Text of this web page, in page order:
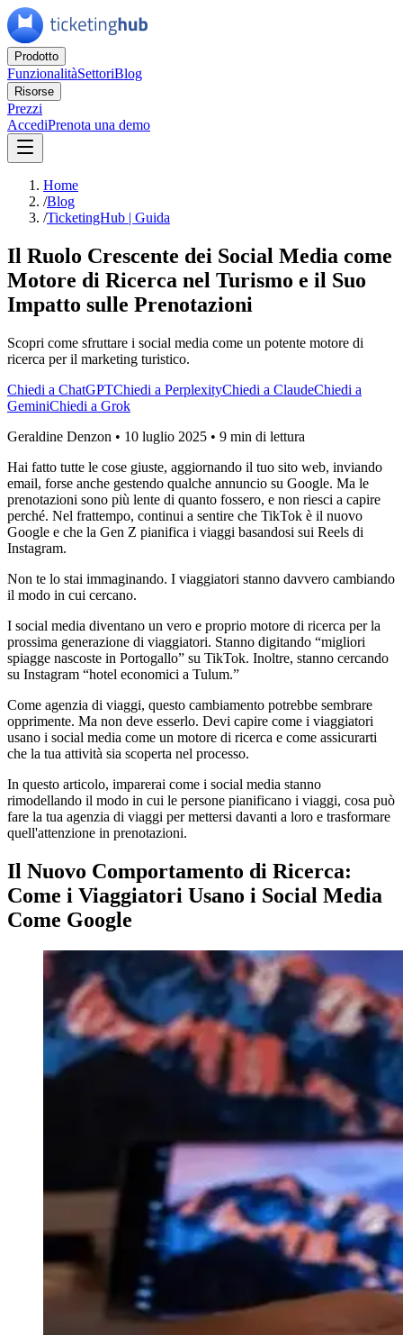
Prodotto
FunzionalitàSettoriBlog
Risorse
Prezzi
AccediPrenota una demo
Home
/Blog
/TicketingHub | Guida
Il Ruolo Crescente dei Social Media come
Motore di Ricerca nel Turismo e il Suo
Impatto sulle Prenotazioni
Scopri come sfruttare i social media come un potente motore di
ricerca per il marketing turistico.
Chiedi a ChatGPTChiedi a PerplexityChiedi a ClaudeChiedi a
GeminiChiedi a Grok
Geraldine Denzon • 10 luglio 2025 • 9 min di lettura
Hai fatto tutte le cose giuste, aggiornando il tuo sito web, inviando
email, forse anche gestendo qualche annuncio su Google. Ma le
prenotazioni sono più lente di quanto fossero, e non riesci a capire
perché. Nel frattempo, continui a sentire che TikTok è il nuovo
Google e che la Gen Z pianifica i viaggi basandosi sui Reels di
Instagram.
Non te lo stai immaginando. I viaggiatori stanno davvero cambiando
il modo in cui cercano.
I social media diventano un vero e proprio motore di ricerca per la
prossima generazione di viaggiatori. Stanno digitando “migliori
spiagge nascoste in Portogallo” su TikTok. Inoltre, stanno cercando
su Instagram “hotel economici a Tulum.”
Come agenzia di viaggi, questo cambiamento potrebbe sembrare
opprimente. Ma non deve esserlo. Devi capire come i viaggiatori
usano i social media come un motore di ricerca e come assicurarti
che la tua attività sia scoperta nel processo.
In questo articolo, imparerai come i social media stanno
rimodellando il modo in cui le persone pianificano i viaggi, cosa può
fare la tua agenzia di viaggi per mettersi davanti a loro e trasformare
quell'attenzione in prenotazioni.
Il Nuovo Comportamento di Ricerca:
Come i Viaggiatori Usano i Social Media
Come Google